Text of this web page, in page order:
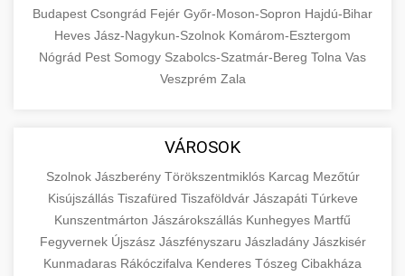
Budapest Csongrád Fejér Győr-Moson-Sopron Hajdú-Bihar
Heves Jász-Nagykun-Szolnok Komárom-Esztergom
Nógrád Pest Somogy Szabolcs-Szatmár-Bereg Tolna Vas
Veszprém Zala
VÁROSOK
Szolnok Jászberény Törökszentmiklós Karcag Mezőtúr
Kisújszállás Tiszafüred Tiszaföldvár Jászapáti Túrkeve
Kunszentmárton Jászárokszállás Kunhegyes Martfű
Fegyvernek Újszász Jászfényszaru Jászladány Jászkisér
Kunmadaras Rákóczifalva Kenderes Tószeg Cibakháza